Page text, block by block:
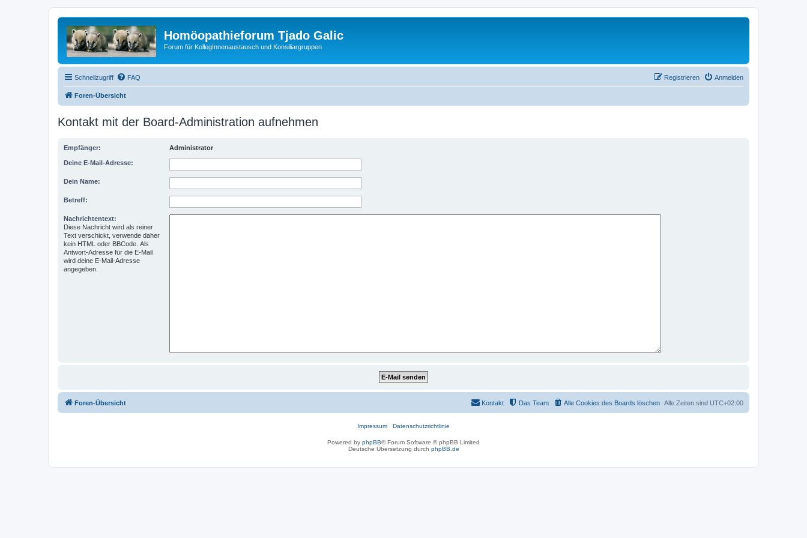
Homöopathieforum Tjado Galic
Forum für KollegInnenaustausch und Konsiliargruppen
Schnellzugriff FAQ Anmelden
Registrieren
Foren-Übersicht
Kontakt mit der Board-Administration aufnehmen
Empfänger: Administrator
Deine E-Mail-Adresse:
Dein Name:
Betreff:
Nachrichtentext:
Diese Nachricht wird als reiner
Text verschickt, verwende daher
kein HTML oder BBCode. Als
Antwort-Adresse für die E-Mail
wird deine E-Mail-Adresse
angegeben.
Foren-Übersicht Alle Zeiten sind UTC+02:00
Alle Cookies des Boards löschen
Das Team
Kontakt
Impressum Datenschutzrichtlinie
Powered by phpBB® Forum Software © phpBB Limited
Deutsche Übersetzung durch phpBB.de